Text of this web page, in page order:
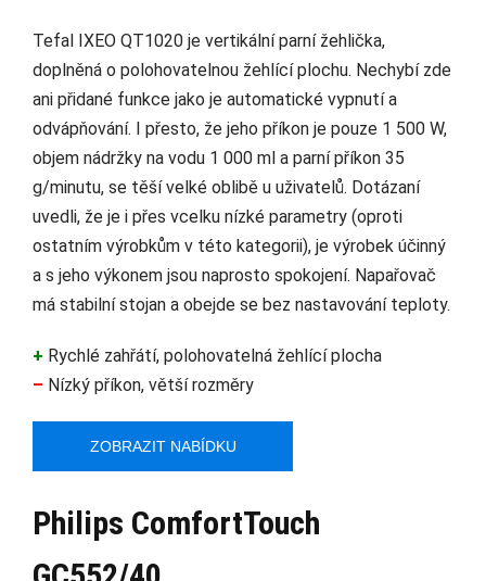
Tefal IXEO QT1020 je vertikální parní žehlička,
doplněná o polohovatelnou žehlící plochu. Nechybí zde
ani přidané funkce jako je automatické vypnutí a
odvápňování. I přesto, že jeho příkon je pouze 1 500 W,
objem nádržky na vodu 1 000 ml a parní příkon 35
g/minutu, se těší velké oblibě u uživatelů. Dotázaní
uvedli, že je i přes vcelku nízké parametry (oproti
ostatním výrobkům v této kategorii), je výrobek účinný
a s jeho výkonem jsou naprosto spokojení. Napařovač
má stabilní stojan a obejde se bez nastavování teploty.
+ Rychlé zahřátí, polohovatelná žehlící plocha
– Nízký příkon, větší rozměry
ZOBRAZIT NABÍDKU
Philips ComfortTouch